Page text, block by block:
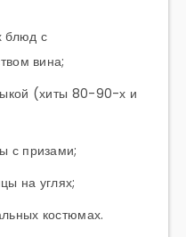
блюд с
вина;
(хиты 80-90-х и
с призами;
на углях;
костюмах.